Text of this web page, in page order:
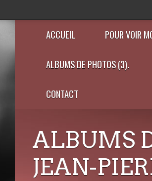
ACCUEIL POUR VOIR
ALBUMS DE PHOTOS (3).
CONTACT
ALBUMS
JEAN-